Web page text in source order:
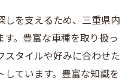
しを支えるため、三重県内
。豊富な車種を取り扱っ
スタイルや好みに合わせた
ています。豊富な知識を